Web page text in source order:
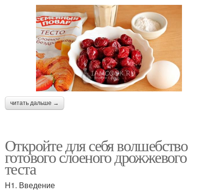
читать дальше →
Откройте для себя волшебство
готового слоеного дрожжевого
теста
H1. Введение